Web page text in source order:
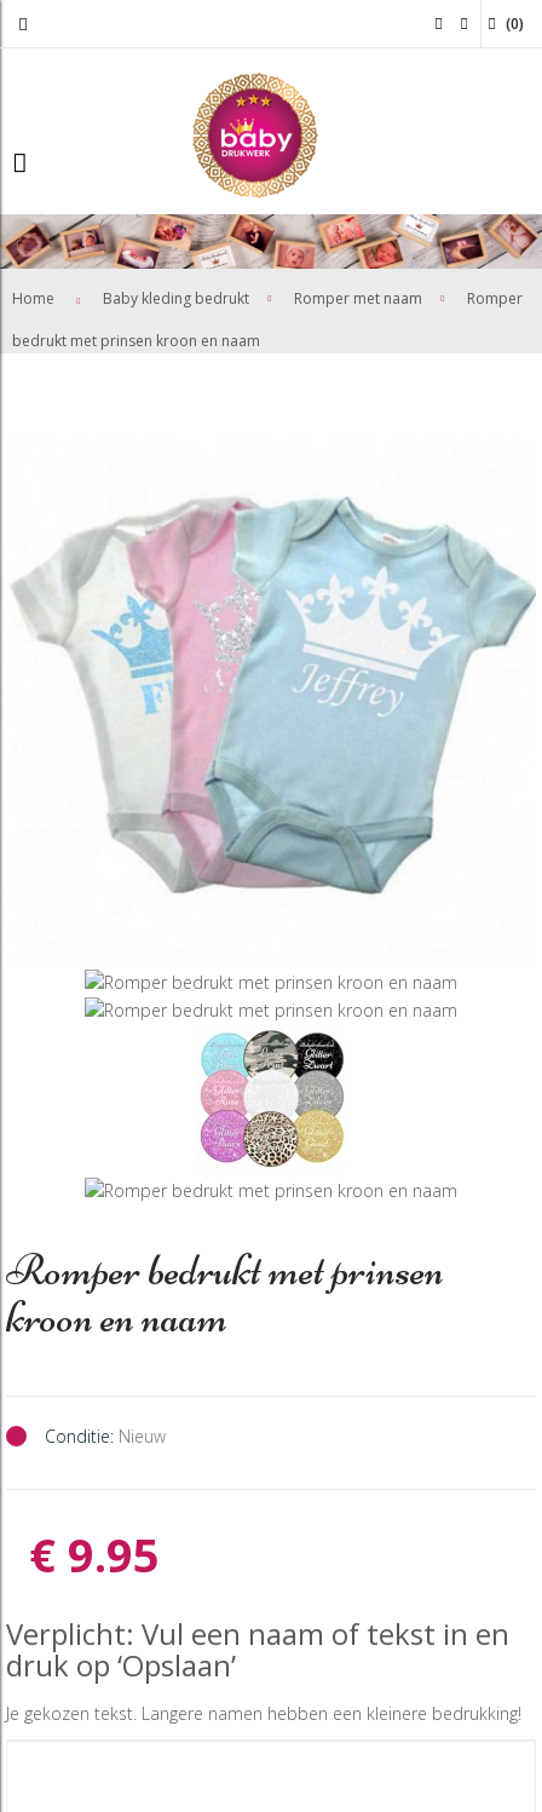
(0)
Home Baby kleding bedrukt Romper met naam Romper
bedrukt met prinsen kroon en naam
Romper bedrukt met prinsen
kroon en naam
Conditie: Nieuw
€ 9.95
Verplicht: Vul een naam of tekst in en
druk op ‘Opslaan’
Je gekozen tekst. Langere namen hebben een kleinere bedrukking!